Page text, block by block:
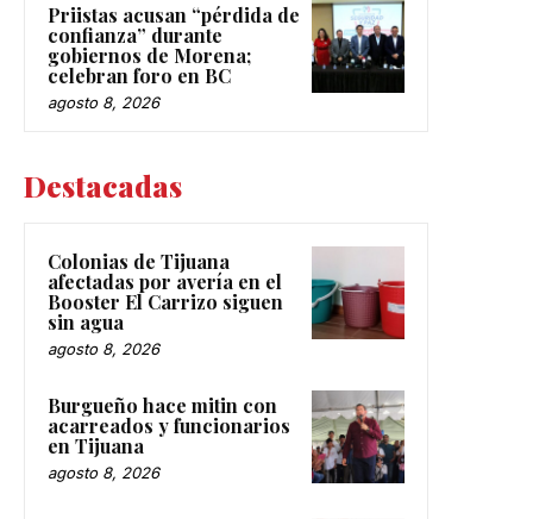
Priistas acusan “pérdida de
confianza” durante
gobiernos de Morena;
celebran foro en BC
agosto 8, 2026
Destacadas
Colonias de Tijuana
afectadas por avería en el
Booster El Carrizo siguen
sin agua
agosto 8, 2026
Burgueño hace mitin con
acarreados y funcionarios
en Tijuana
agosto 8, 2026